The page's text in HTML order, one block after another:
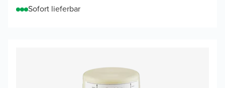
Sofort lieferbar